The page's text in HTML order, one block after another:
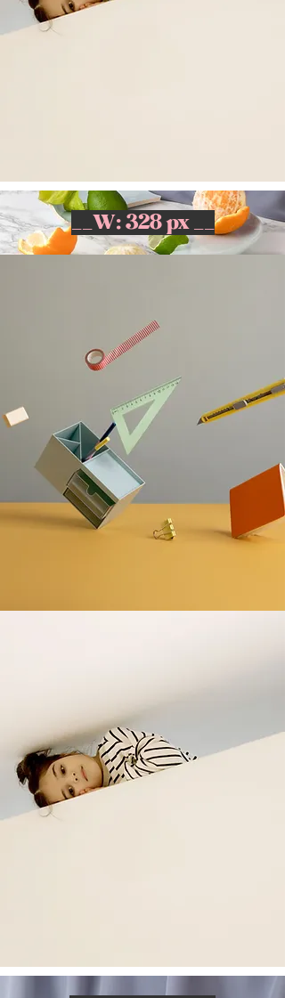
__W: 328 px __